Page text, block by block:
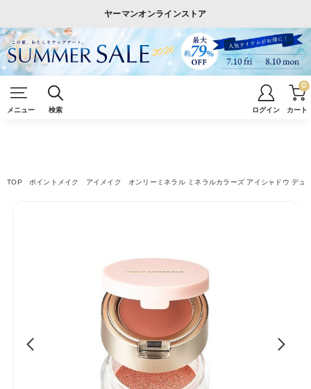
ヤーマンオンラインストア
メニュー 検索 ログイン カート
0
TOP ポイントメイク アイメイク オンリーミネラル ミネラルカラーズ アイシャドウ デュ